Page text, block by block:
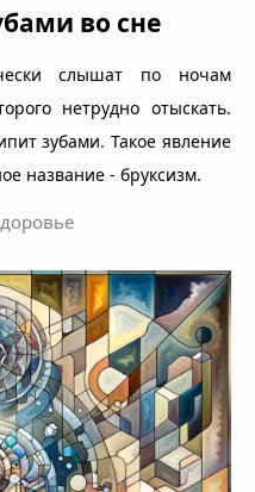
во сне
слышат по ночам
нетрудно отыскать.
зубами. Такое явление
название - бруксизм.